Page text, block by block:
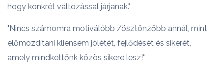
hogy konkrét változással járjanak."
"Nincs számomra motiválóbb /ösztönzőbb annál, mint
előmozdítani kliensem jólétét, fejlődését és sikerét,
amely mindkettőnk közös sikere lesz!"